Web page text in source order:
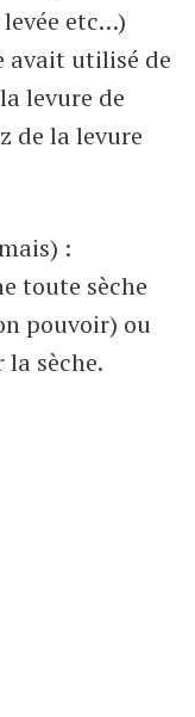
levée etc…)
avait utilisé de
levure de
de la levure
:
toute sèche
pouvoir) ou
sèche.